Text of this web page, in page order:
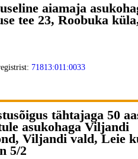
aiamaja
tee 23, Roobuka
71813:011:0033
tähtajaga 50
asukohaga Viljandi
Viljandi vald, Leie
5/2